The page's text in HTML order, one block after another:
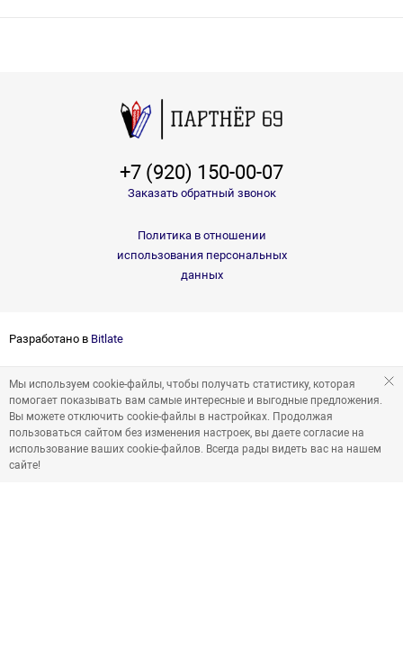
+7 (920) 150-00-07
Заказать обратный звонок
Политика в отношении
использования персональных
данных
Разработано в Bitlate
Мы используем cookie-файлы, чтобы получать статистику, которая
помогает показывать вам самые интересные и выгодные предложения.
Вы можете отключить cookie-файлы в настройках. Продолжая
пользоваться сайтом без изменения настроек, вы даете согласие на
использование ваших cookie-файлов. Всегда рады видеть вас на нашем
сайте!